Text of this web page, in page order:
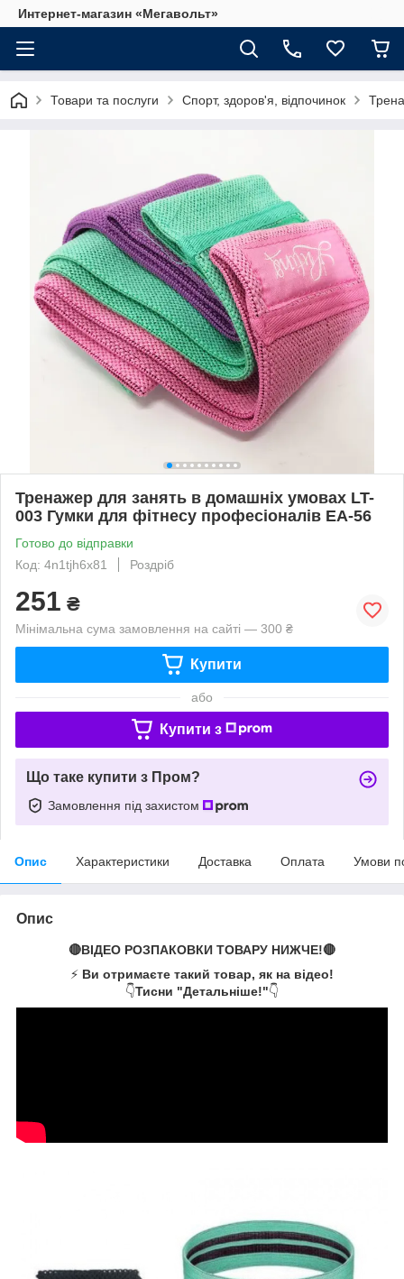
Интернет-магазин «Мегавольт»
Товари та послуги Спорт, здоров'я, відпочинок
Тренажер для занять в домашніх умовах LT-
003 Гумки для фітнесу професіоналів EA-56
Готово до відправки
Код: 4n1tjh6x81
Роздріб
251 ₴
Мінімальна сума замовлення на сайті — 300 ₴
Купити
або
Купити з
Що таке купити з Пром?
Замовлення під захистом
Опис Характеристики Доставка Оплата Умови
Опис
🔴ВІДЕО РОЗПАКОВКИ ТОВАРУ НИЖЧЕ!🔴
⚡ Ви отримаєте такий товар, як на відео!
👇Тисни "Детальніше!"👇